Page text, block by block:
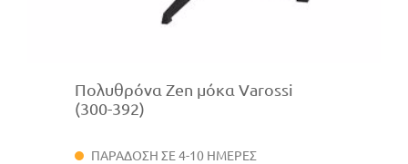
Πολυθρόνα Zen μόκα Varossi
(300-392)
ΠΑΡΑΔΟΣΗ ΣΕ 4-10 ΗΜΕΡΕΣ